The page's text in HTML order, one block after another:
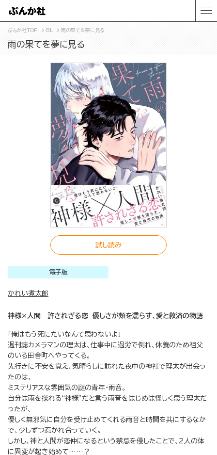
ぶんか社TOP BL 雨の果てを夢に見る
雨の果てを夢に見る
試し読み
電子版
かれい煮太郎
神様×人間 許されざる恋 優しさが頬を濡らす、愛と救済の物語
「俺はもう死にたいなんて思わないよ」
週刊誌カメラマンの理太は、仕事中に過労で倒れ、休養のため祖父
のいる田舎町へやってくる。
先行きに不安を覚え、気晴らしに訪れた夜中の神社で理太が出会っ
たのは、
ミステリアスな雰囲気の謎の青年・雨音。
自分は雨を操れる“神様”だと言う雨音をはじめは怪しく思う理太だ
ったが、
優しく無邪気に自分を受け止めてくれる雨音と時間を共にするなか
で、少しずつ惹かれ合っていく。
しかし、神と人間が恋仲になるという禁忌を侵したことで、2人の体
に異変が起き始めて……？